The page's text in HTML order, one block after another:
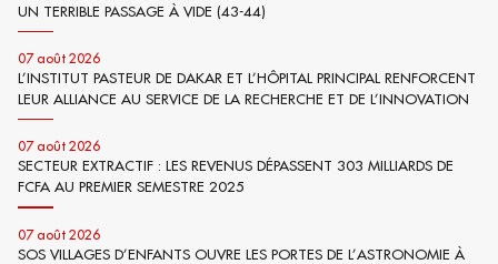
UN TERRIBLE PASSAGE À VIDE (43-44)
07 août 2026
L’INSTITUT PASTEUR DE DAKAR ET L’HÔPITAL PRINCIPAL RENFORCENT
LEUR ALLIANCE AU SERVICE DE LA RECHERCHE ET DE L’INNOVATION
07 août 2026
SECTEUR EXTRACTIF : LES REVENUS DÉPASSENT 303 MILLIARDS DE
FCFA AU PREMIER SEMESTRE 2025
07 août 2026
SOS VILLAGES D’ENFANTS OUVRE LES PORTES DE L’ASTRONOMIE À